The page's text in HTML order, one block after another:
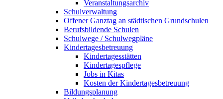
Veranstaltungsarchiv
Schulverwaltung
Offener Ganztag an städtischen Grundschulen
Berufsbildende Schulen
Schulwege / Schulwegpläne
Kindertagesbetreuung
Kindertagesstätten
Kindertagespflege
Jobs in Kitas
Kosten der Kindertagesbetreuung
Bildungsplanung